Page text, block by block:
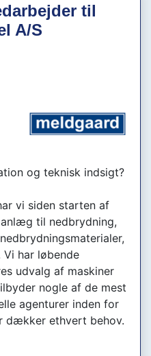
til
A/S
og teknisk indsigt?
vi siden starten af
anlæg til nedbrydning,
har løbende
udvalg af maskiner
nogle af de mest
agenturer inden for
dækker ethvert behov.